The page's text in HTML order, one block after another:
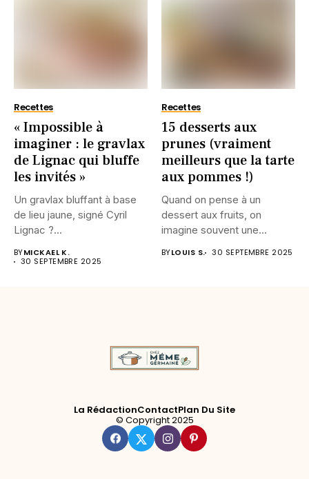
Recettes
« Impossible à
imaginer : le gravlax
de Lignac qui bluffe
les invités »
Un gravlax bluffant à base
de lieu jaune, signé Cyril
Lignac ?...
BYMICKAEL K.
30 SEPTEMBRE 2025
Recettes
15 desserts aux
prunes (vraiment
meilleurs que la tarte
aux pommes !)
Quand on pense à un
dessert aux fruits, on
imagine souvent une...
BYLOUIS S. 30 SEPTEMBRE 2025
La RédactionContactPlan Du Site
© Copyright 2025